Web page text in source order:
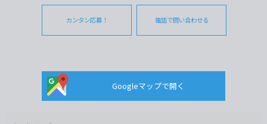
カンタン応募！ 電話で問い合わせる
Googleマップで開く